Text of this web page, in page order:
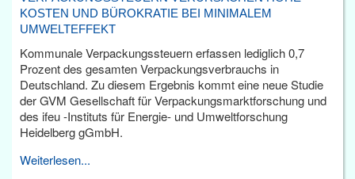
KOSTEN UND BÜROKRATIE BEI MINIMALEM
UMWELTEFFEKT
Kommunale Verpackungssteuern erfassen lediglich 0,7
Prozent des gesamten Verpackungsverbrauchs in
Deutschland. Zu diesem Ergebnis kommt eine neue Studie
der GVM Gesellschaft für Verpackungsmarktforschung und
des ifeu -Instituts für Energie- und Umweltforschung
Heidelberg gGmbH.
Weiterlesen...